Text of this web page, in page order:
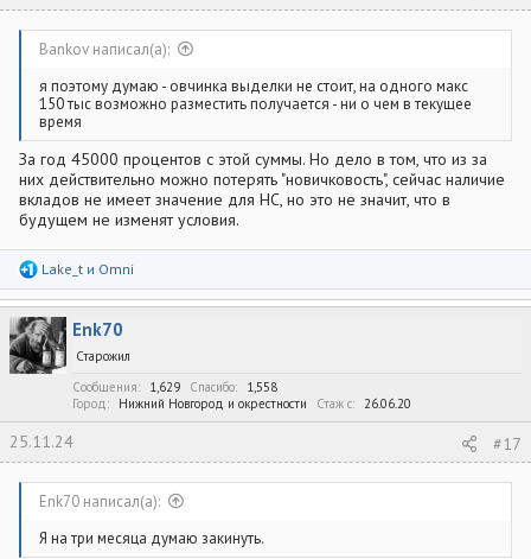
Bankov написал(а):
я поэтому думаю - овчинка выделки не стоит, на одного макс
150 тыс возможно разместить получается - ни о чем в текущее
время
За год 45000 процентов с этой суммы. Но дело в том, что из за
них действительно можно потерять "новичковость", сейчас наличие
вкладов не имеет значение для НС, но это не значит, что в
будущем не изменят условия.
Р
а
к
ц
и
и
Lake_t и Omni
Enk70
Старожил
Сообщения
1,629 Спасибо
1,558
Город
Нижний Новгород и окрестности Стаж c 26.06.20
25.11.24 #17
Enk70 написал(а):
Я на три месяца думаю закинуть.